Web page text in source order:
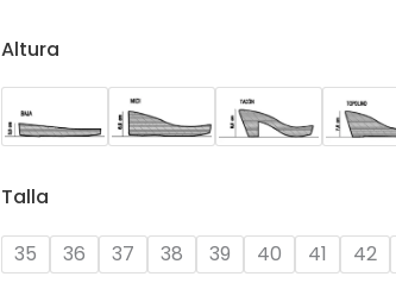
Altura
Talla
35 36 37 38 39 40 41 42